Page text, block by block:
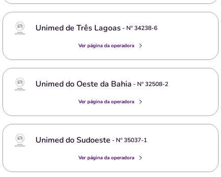
Unimed de Três Lagoas - Nº34238-6
Ver página da operadora
Unimed do Oeste da Bahia - Nº32508-2
Ver página da operadora
Unimed do Sudoeste - Nº35037-1
Ver página da operadora